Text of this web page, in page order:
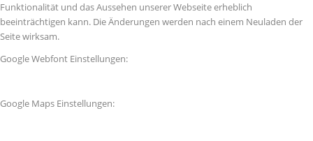
Funktionalität und das Aussehen unserer Webseite erheblich
beeinträchtigen kann. Die Änderungen werden nach einem Neuladen der
Seite wirksam.
Google Webfont Einstellungen:
Google Maps Einstellungen: